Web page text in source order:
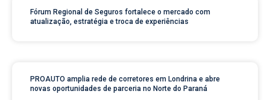
Fórum Regional de Seguros fortalece o mercado com
atualização, estratégia e troca de experiências
PROAUTO amplia rede de corretores em Londrina e abre
novas oportunidades de parceria no Norte do Paraná